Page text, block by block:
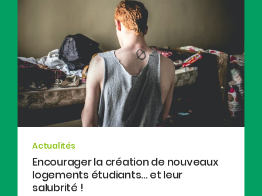
Actualités
Encourager la création de nouveaux
logements étudiants… et leur
salubrité !